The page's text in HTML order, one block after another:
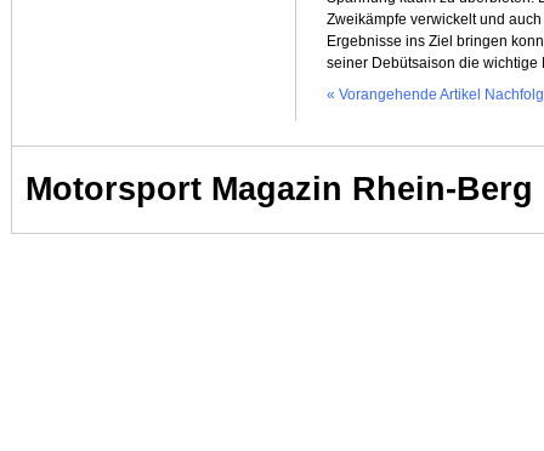
Zweikämpfe verwickelt und
Ergebnisse ins Ziel bringen
seiner Debütsaison die
« Vorangehende Artikel
Motorsport Magazin Rhein-Berg